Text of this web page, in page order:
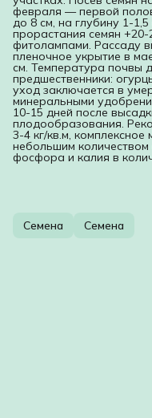
февраля — первой
до 8 см, на глубину 1-
прорастания семян +20-
фитолампами. Рассаду
пленочное укрытие в
см. Температура почвы
предшественники:
уход заключается в
минеральными
10-15 дней после
плодообразования.
3-4 кг/кв.м,
небольшим
фосфора и калия в
Семена Семена